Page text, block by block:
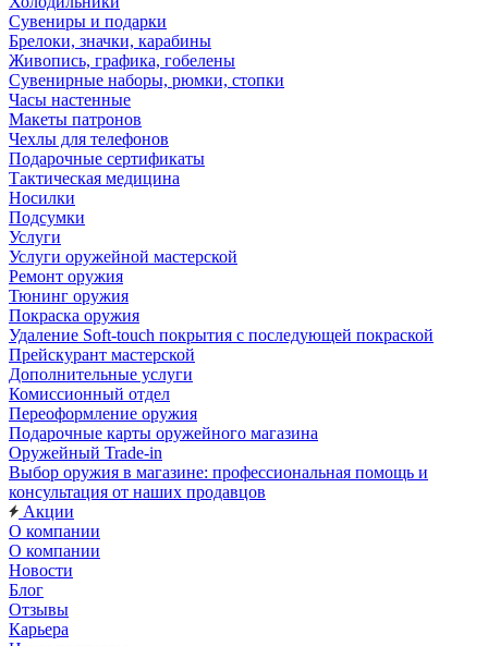
Сувениры и подарки
Брелоки, значки, карабины
Живопись, графика, гобелены
Сувенирные наборы, рюмки, стопки
Часы настенные
Макеты патронов
Чехлы для телефонов
Подарочные сертификаты
Тактическая медицина
Носилки
Подсумки
Услуги
Услуги оружейной мастерской
Ремонт оружия
Тюнинг оружия
Покраска оружия
Удаление Soft-touch покрытия с последующей покраской
Прейскурант мастерской
Дополнительные услуги
Комиссионный отдел
Переоформление оружия
Подарочные карты оружейного магазина
Оружейный Trade-in
Выбор оружия в магазине: профессиональная помощь и
консультация от наших продавцов
Акции
О компании
О компании
Новости
Блог
Отзывы
Карьера